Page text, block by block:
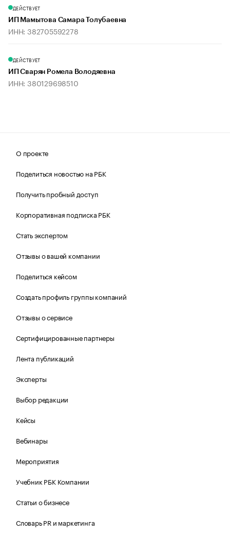
ДЕЙСТВУЕТ
ИП Мамытова Самара Толубаевна
ИНН: 382705592278
ДЕЙСТВУЕТ
ИП Сварян Ромела Володяевна
ИНН: 380129698510
О проекте
Поделиться новостью на РБК
Получить пробный доступ
Корпоративная подписка РБК
Стать экспертом
Отзывы о вашей компании
Поделиться кейсом
Создать профиль группы компаний
Отзывы о сервисе
Сертифицированные партнеры
Лента публикаций
Эксперты
Выбор редакции
Кейсы
Вебинары
Мероприятия
Учебник РБК Компании
Статьи о бизнесе
Словарь PR и маркетинга